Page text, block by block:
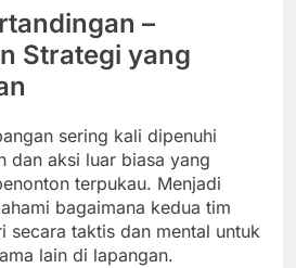
–
Strategi yang
sering kali dipenuhi
dan aksi luar biasa yang
terpukau. Menjadi
bagaimana kedua tim
secara taktis dan mental untuk
lain di lapangan.